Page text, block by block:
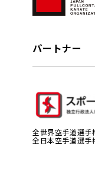
パートナー
全世界空手道選手
全日本空手道選手